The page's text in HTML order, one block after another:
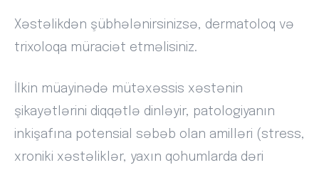
Xəstəlikdən şübhələnirsinizsə, dermatoloq və
trixoloqa müraciət etməlisiniz.
İlkin müayinədə mütəxəssis xəstənin
şikayətlərini diqqətlə dinləyir, patologiyanın
inkişafına potensial səbəb olan amilləri (stress,
xroniki xəstəliklər, yaxın qohumlarda dəri